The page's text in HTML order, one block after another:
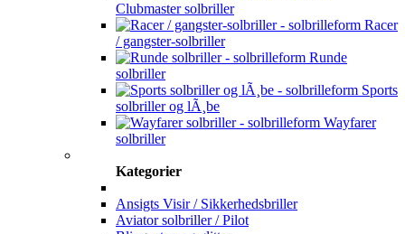
Clubmaster solbriller
Racer
/ gangster-solbriller
Runde
solbriller
Sports
solbriller og lÃ¸be
Wayfarer
solbriller
Kategorier
Ansigts Visir / Sikkerhedsbriller
Aviator solbriller / Pilot